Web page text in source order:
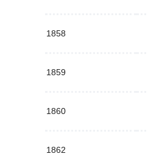
1858
1859
1860
1862